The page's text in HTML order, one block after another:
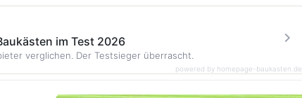
im Test 2026
verglichen. Der Testsieger überrascht.
powered by homepage-baukasten.de